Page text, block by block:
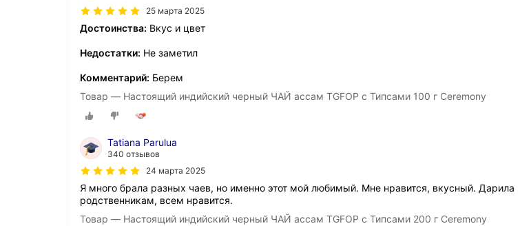
25 марта 2025
Достоинства: Вкус и цвет
Недостатки: Не заметил
Комментарий: Берем
Товар — Настоящий индийский черный ЧАЙ ассам TGFOP с Типсами 100 г Ceremony
Tatiana Parulua
340 отзывов
24 марта 2025
Я много брала разных чаев, но именно этот мой любимый. Мне нравится, вкусный. Дарила
родственникам, всем нравится.
Товар — Настоящий индийский черный ЧАЙ ассам TGFOP с Типсами 200 г Ceremony